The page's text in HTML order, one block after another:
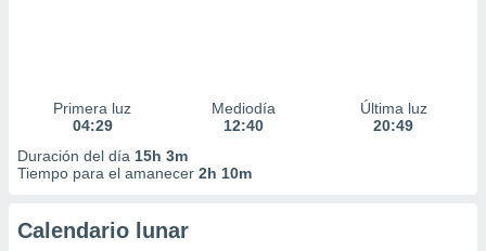
Primera luz
04:29
Mediodía
12:40
Última luz
20:49
Duración del día 15h 3m
Tiempo para el amanecer 2h 10m
Calendario lunar